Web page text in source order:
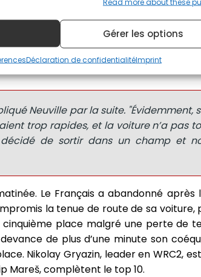
Gérer les options
Déclaration de confidentialitéImprint
à la troisième place, à 3,7 secondes
et doit maintenant remonter. Pour
en s’assurant qu’Ogier ne gagne pas
Neuville par la suite. "Évidemment,
trop rapides, et la voiture n’a pas
de sortir dans un champ et
Le Français a abandonné après
la tenue de route de sa voiture,
place malgré une perte de
de plus d’une minute son
Nikolay Gryazin, leader en WRC2,
Mareš, complètent le top 10.